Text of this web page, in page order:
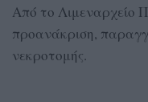
Από το Λιμεναρχείο
προανάκριση,
νεκροτομής.